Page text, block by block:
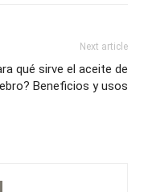
Next article
qué sirve el aceite de
Beneficios y usos